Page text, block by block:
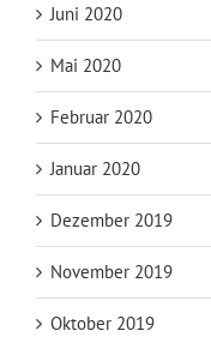
Juni 2020
Mai 2020
Februar 2020
Januar 2020
Dezember 2019
November 2019
Oktober 2019